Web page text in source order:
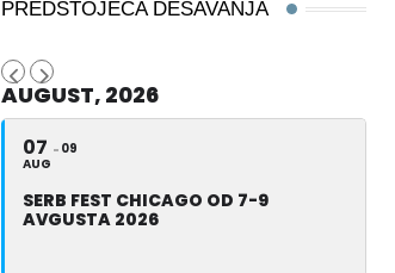
PREDSTOJEĆA DEŠAVANJA
AUGUST, 2026
07
AUG
09
SERB FEST CHICAGO OD 7-9
AVGUSTA 2026